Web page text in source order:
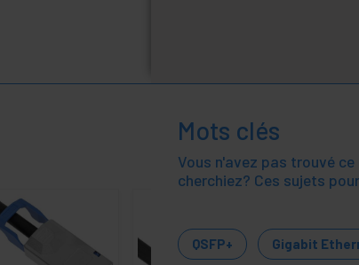
Mots clés
Vous n'avez pas trouvé ce
cherchiez? Ces sujets
QSFP+ Gigabit